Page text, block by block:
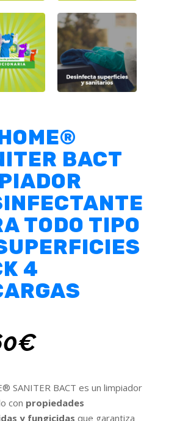
BACT
TODO TIPO
4
€
SANITER BACT es un limpiador
con propiedades
y fungicidas que garantiza